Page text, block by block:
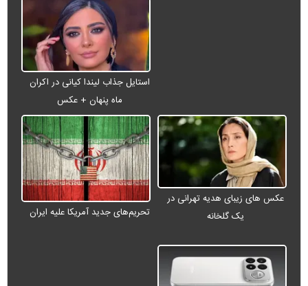
استایل جذاب لیندا کیانی در اکران
ماه پنهان + عکس
عکس های زیبای هدیه تهرانی در
یک گلخانه
تحریم‌های جدید آمریکا علیه ایران